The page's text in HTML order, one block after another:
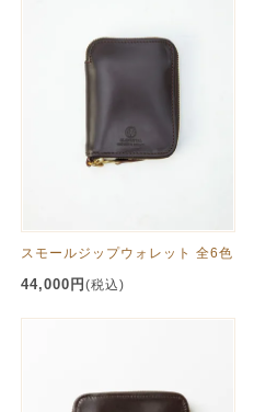
スモールジップウォレット 全6色
44,000円 (税込)